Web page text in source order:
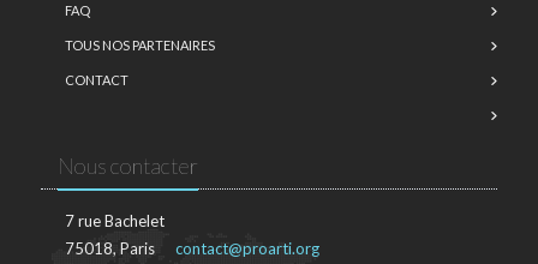
FAQ
TOUS NOS PARTENAIRES
CONTACT
Nous contacter
7 rue Bachelet
75018, Paris
contact@proarti.org